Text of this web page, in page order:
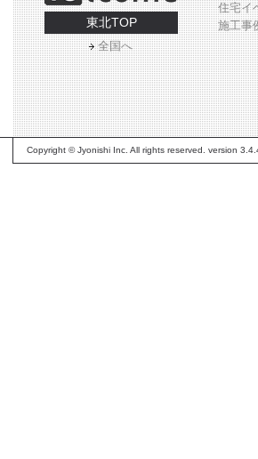
東北TOP
全国へ
住宅イ
施工事
Copyright © Jyonishi Inc. All rights reserved. version